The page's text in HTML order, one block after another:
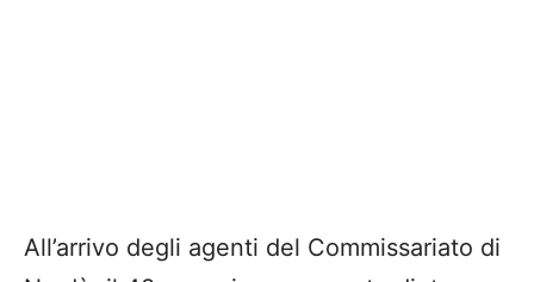
All’arrivo degli agenti del Commissariato di